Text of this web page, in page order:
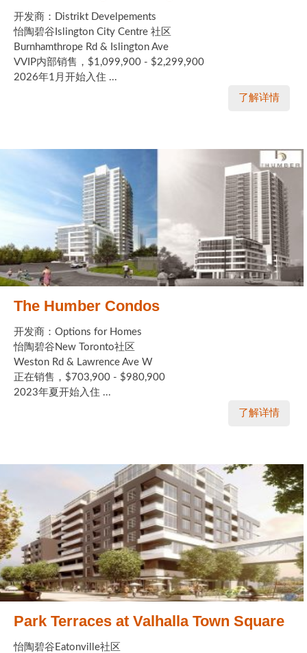
开发商：Distrikt Develpements
怡陶碧谷Islington City Centre 社区
Burnhamthrope Rd & Islington Ave
VVIP内部销售，$1,099,900 - $2,299,900
2026年1月开始入住 ...
了解详情
The Humber Condos
开发商：Options for Homes
怡陶碧谷New Toronto社区
Weston Rd & Lawrence Ave W
正在销售，$703,900 - $980,900
2023年夏开始入住 ...
了解详情
Park Terraces at Valhalla Town Square
怡陶碧谷Eatonville社区